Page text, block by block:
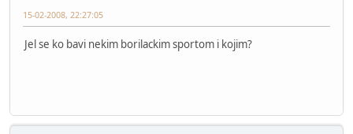
15-02-2008, 22:27:05
Jel se ko bavi nekim borilackim sportom i kojim?